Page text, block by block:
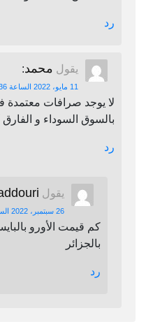
رد
يقول محمد:
11 مايو، 2022 الساعة 5:36 م
لا يوجد صرافات معتمدة
بالسوق السوداء و الفارق
رد
يقول
26 سبتمبر، 2022 الساعة 10:48 ص
كم قيمت الأورو
بالجزائر
رد